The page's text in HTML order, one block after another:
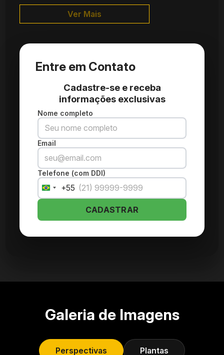
Ver Mais
Entre em Contato
Cadastre-se e receba
informações exclusivas
Nome completo
Email
Telefone (com DDI)
Brazil
+55
+55
CADASTRAR
Galeria de Imagens
Perspectivas Plantas